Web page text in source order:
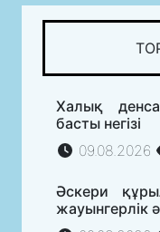
Халық
басты негізі
09.08.2026
Әскери
жауынгерлік